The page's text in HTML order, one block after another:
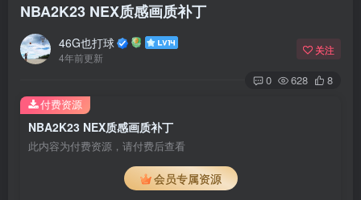
NBA2K23 NEX质感画质补丁
46G也打球
4年前更新
关注
0 628 8
NBA2K23 NEX质感画质补丁
此内容为付费资源，请付费后查看
会员专属资源
付费资源